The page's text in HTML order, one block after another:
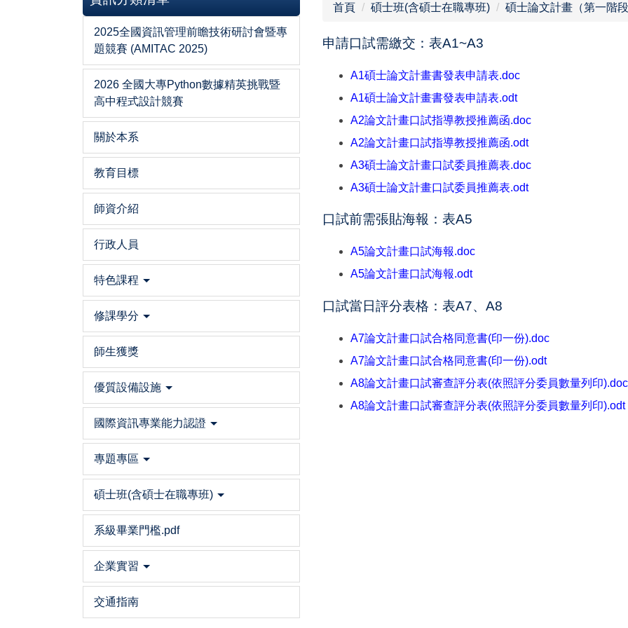
2025全國資訊管理前瞻技術研討會暨專
題競賽 (AMITAC 2025)
2026 全國大專Python數據精英挑戰暨
高中程式設計競賽
關於本系
教育目標
師資介紹
行政人員
特色課程
修課學分
師生獲獎
優質設備設施
國際資訊專業能力認證
專題專區
碩士班(含碩士在職專班)
系級畢業門檻.pdf
企業實習
交通指南
首頁 碩士班(含碩士在職專班) 碩士論文計畫（第一階
申請口試需繳交：表A1~A3
A1碩士論文計畫書發表申請表.doc
A1碩士論文計畫書發表申請表.odt
A2論文計畫口試指導教授推薦函.doc
A2論文計畫口試指導教授推薦函.odt
A3碩士論文計畫口試委員推薦表.doc
A3碩士論文計畫口試委員推薦表.odt
口試前需張貼海報：表A5
A5論文計畫口試海報.doc
A5論文計畫口試海報.odt
口試當日評分表格：表A7、A8
A7論文計畫口試合格同意書(印一份).doc
A7論文計畫口試合格同意書(印一份).odt
A8論文計畫口試審查評分表(依照評分委員數量列印).doc
A8論文計畫口試審查評分表(依照評分委員數量列印).odt